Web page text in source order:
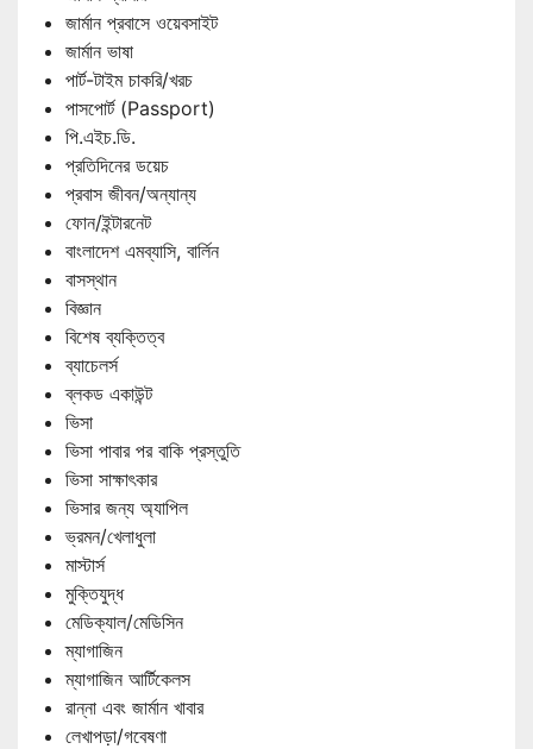
জার্মান প্রবাসে ওয়েবসাইট
জার্মান ভাষা
পার্ট-টাইম চাকরি/খরচ
পাসপোর্ট (Passport)
পি.এইচ.ডি.
প্রতিদিনের ডয়েচ
প্রবাস জীবন/অন্যান্য
ফোন/ইন্টারনেট
বাংলাদেশ এমব্যাসি, বার্লিন
বাসস্থান
বিজ্ঞান
বিশেষ ব্যক্তিত্ব
ব্যাচেলর্স
ব্লকড একাউন্ট
ভিসা
ভিসা পাবার পর বাকি প্রস্তুতি
ভিসা সাক্ষাৎকার
ভিসার জন্য অ্যাপিল
ভ্রমন/খেলাধুলা
মাস্টার্স
মুক্তিযুদ্ধ
মেডিক্যাল/মেডিসিন
ম্যাগাজিন
ম্যাগাজিন আর্টিকেলস
রান্না এবং জার্মান খাবার
লেখাপড়া/গবেষণা